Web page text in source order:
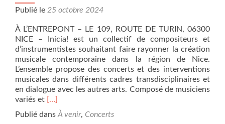
Publié le 25 octobre 2024
À L’ENTREPONT – LE 109, ROUTE DE TURIN, 06300
NICE – Inicia! est un collectif de compositeurs et
d’instrumentistes souhaitant faire rayonner la création
musicale contemporaine dans la région de Nice.
L’ensemble propose des concerts et des interventions
musicales dans différents cadres transdisciplinaires et
en dialogue avec les autres arts. Composé de musiciens
variés et En
savoir
plus
[…]
Publié dansÀ venir, Concerts